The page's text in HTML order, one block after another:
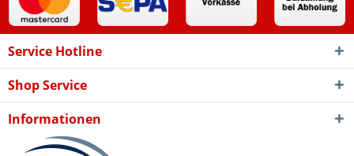
Service Hotline
Shop Service
Informationen